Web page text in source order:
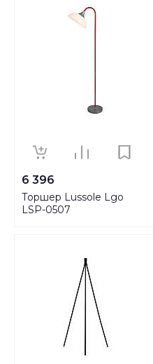
6 396
Торшер Lussole Lgo
LSP-0507